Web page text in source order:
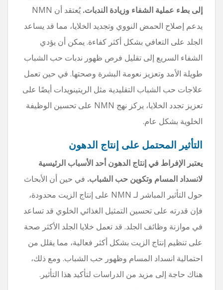
إلى بطء عملية الشفاء وزيادة الندبات.
يُعتقد أن NMN
يدعم إصلاح الحمض النووي وتجديد الخلايا، مما قد يساعد
الجلد على التعافي بشكل أكثر كفاءة. يمكن أن يؤدي
الشفاء السريع إلى تقليل فرص ظهور ندبات حب الشباب
طويلة الأمد وتعزيز نعومة البشرة وصحتها. في حين تعمل
علاجات حب الشباب التقليدية مثل الريتينويدات أيضًا على
تعزيز تجدد الخلايا، يركز نهج NMN على تحسين الوظيفة
الخلوية بشكل عام.
التأثير المحتمل على إنتاج الدهون
يعتبر الإفراط في إنتاج الدهون أحد الأسباب الرئيسية
لانسداد المسام وتكوين حب الشباب. في حين أن الأبحاث
حول التأثير المباشر لـ NMN على إنتاج الزيت محدودة،
فإن قدرته على تحسين التمثيل الغذائي الخلوي قد تساعد
في موازنة وظائف الجلد. قد تعمل خلايا الجلد الأكثر صحة
على تنظيم إنتاج الزيت بشكل أكثر فعالية، مما يقلل من
احتمالية انسداد المسام وظهور حب الشباب. ومع ذلك،
هناك حاجة إلى مزيد من الدراسات لتأكيد هذا التأثير.